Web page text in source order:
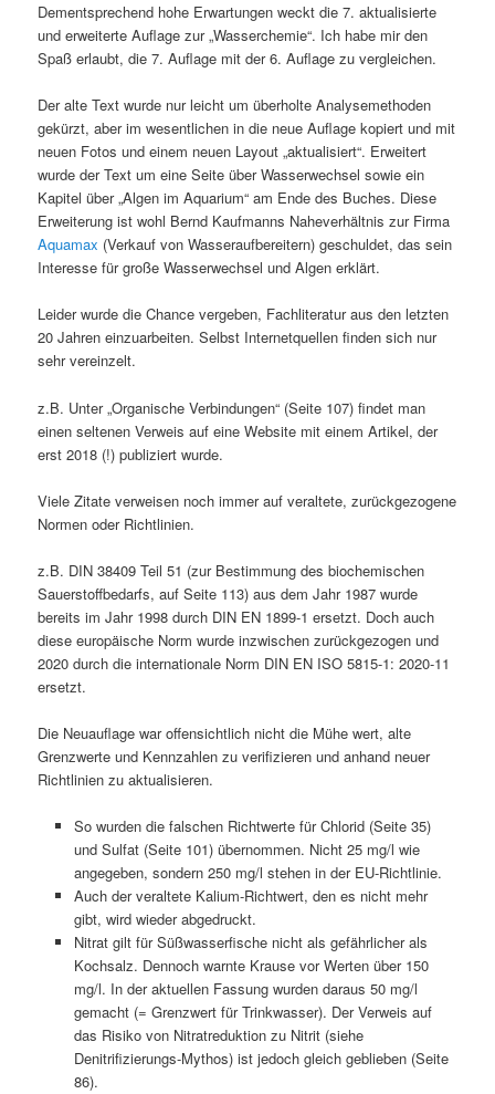
Dementsprechend hohe Erwartungen weckt die 7. aktualisierte
und erweiterte Auflage zur „Wasserchemie“. Ich habe mir den
Spaß erlaubt, die 7. Auflage mit der 6. Auflage zu vergleichen.
Der alte Text wurde nur leicht um überholte Analysemethoden
gekürzt, aber im wesentlichen in die neue Auflage kopiert und mit
neuen Fotos und einem neuen Layout „aktualisiert“. Erweitert
wurde der Text um eine Seite über Wasserwechsel sowie ein
Kapitel über „Algen im Aquarium“ am Ende des Buches. Diese
Erweiterung ist wohl Bernd Kaufmanns Naheverhältnis zur Firma
Aquamax (Verkauf von Wasseraufbereitern) geschuldet, das sein
Interesse für große Wasserwechsel und Algen erklärt.
Leider wurde die Chance vergeben, Fachliteratur aus den letzten
20 Jahren einzuarbeiten. Selbst Internetquellen finden sich nur
sehr vereinzelt.
z.B. Unter „Organische Verbindungen“ (Seite 107) findet man
einen seltenen Verweis auf eine Website mit einem Artikel, der
erst 2018 (!) publiziert wurde.
Viele Zitate verweisen noch immer auf veraltete, zurückgezogene
Normen oder Richtlinien.
z.B. DIN 38409 Teil 51 (zur Bestimmung des biochemischen
Sauerstoffbedarfs, auf Seite 113) aus dem Jahr 1987 wurde
bereits im Jahr 1998 durch DIN EN 1899-1 ersetzt. Doch auch
diese europäische Norm wurde inzwischen zurückgezogen und
2020 durch die internationale Norm DIN EN ISO 5815-1: 2020-11
ersetzt.
Die Neuauflage war offensichtlich nicht die Mühe wert, alte
Grenzwerte und Kennzahlen zu verifizieren und anhand neuer
Richtlinien zu aktualisieren.
So wurden die falschen Richtwerte für Chlorid (Seite 35)
und Sulfat (Seite 101) übernommen. Nicht 25 mg/l wie
angegeben, sondern 250 mg/l stehen in der EU-Richtlinie.
Auch der veraltete Kalium-Richtwert, den es nicht mehr
gibt, wird wieder abgedruckt.
Nitrat gilt für Süßwasserfische nicht als gefährlicher als
Kochsalz. Dennoch warnte Krause vor Werten über 150
mg/l. In der aktuellen Fassung wurden daraus 50 mg/l
gemacht (= Grenzwert für Trinkwasser). Der Verweis auf
das Risiko von Nitratreduktion zu Nitrit (siehe
Denitrifizierungs-Mythos) ist jedoch gleich geblieben (Seite
86).